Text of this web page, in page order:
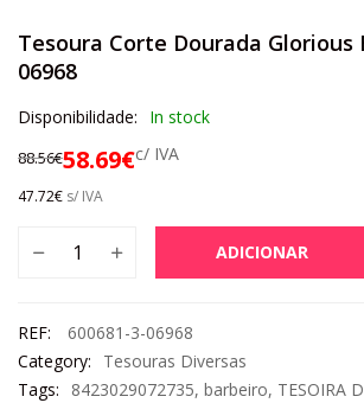
Tesoura Corte Dourada Glorious
06968
Disponibilidade: In stock
88.56€58.69€c/ IVA
47.72€ s/ IVA
ADICIONAR
REF:
600681-3-06968
Category:
Tesouras Diversas
Tags:
8423029072735, barbeiro, TESOIRA